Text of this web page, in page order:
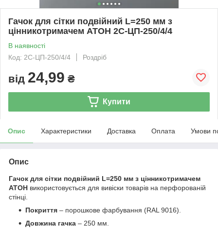
Гачок для сітки подвійний L=250 мм з
цінникотримачем АТОН 2С-ЦП-250/4/4
В наявності
Код: 2С-ЦП-250/4/4
Роздріб
від 24,99 ₴
Купити
Опис Характеристики Доставка Оплата Умови
Опис
Гачок для сітки подвійний L=250 мм з цінникотримачем
АТОН використовується для вивіски товарів на перфорованій
стінці.
Покриття – порошкове фарбування (RAL 9016).
Довжина гачка – 250 мм.